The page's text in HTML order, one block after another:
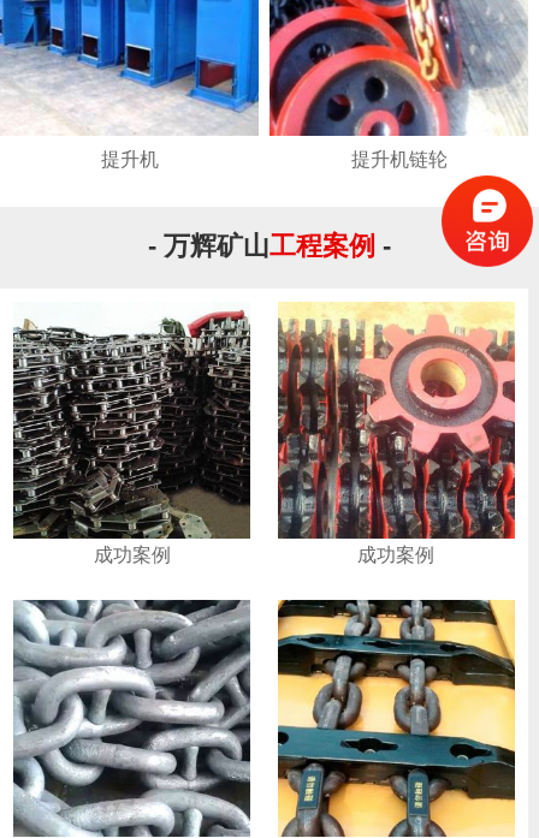
提升机 提升机链轮
- 万辉矿山工程案例 -
成功案例 成功案例